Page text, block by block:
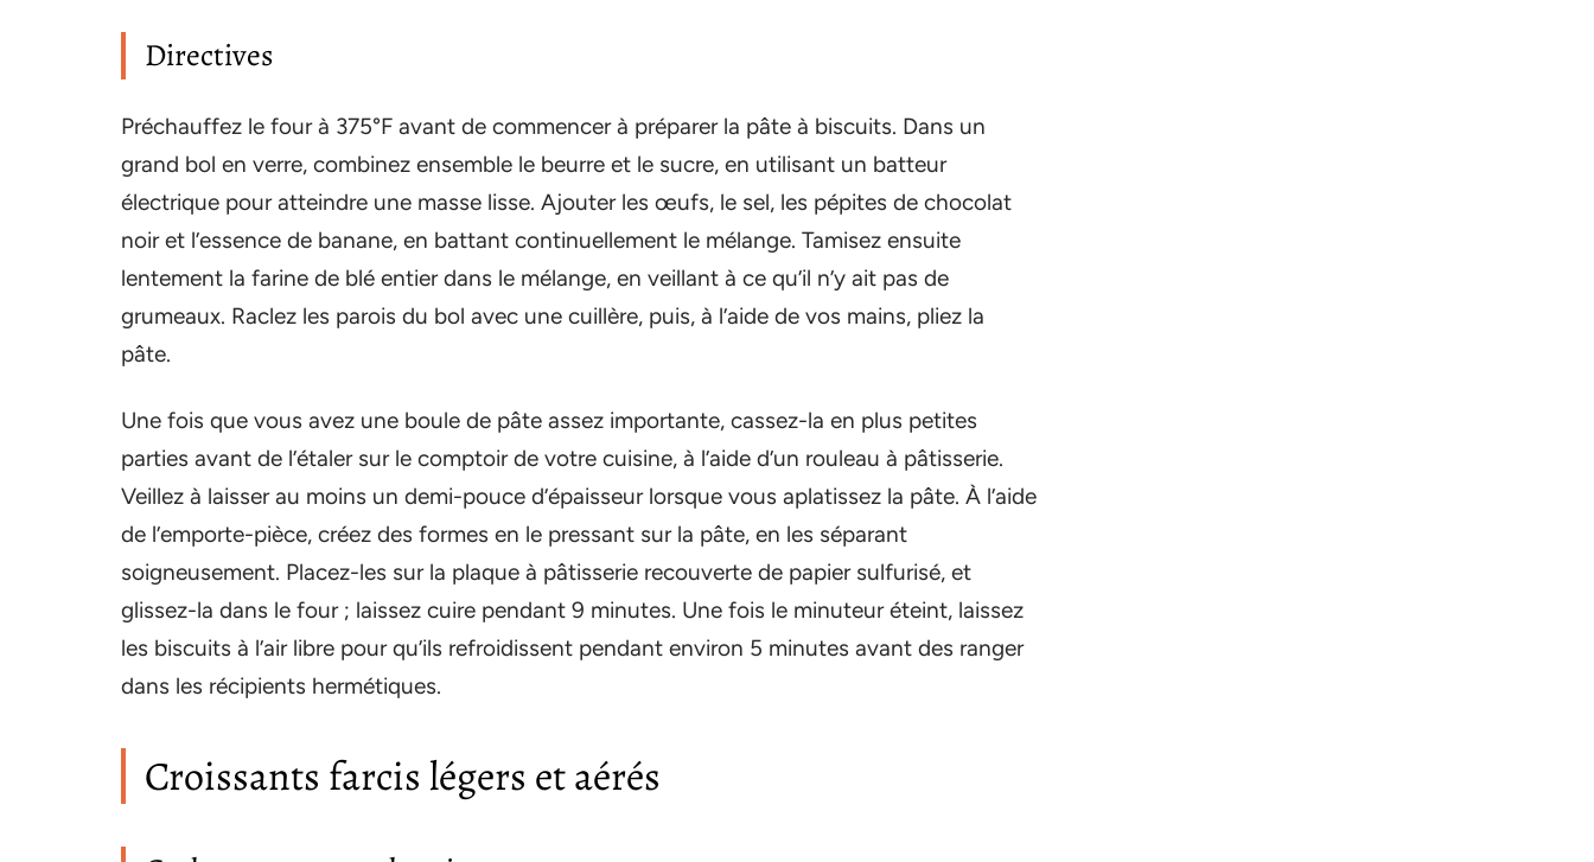
Directives
Préchauffez le four à 375°F avant de commencer à préparer la pâte à biscuits. Dans un
grand bol en verre, combinez ensemble le beurre et le sucre, en utilisant un batteur
électrique pour atteindre une masse lisse. Ajouter les œufs, le sel, les pépites de chocolat
noir et l’essence de banane, en battant continuellement le mélange. Tamisez ensuite
lentement la farine de blé entier dans le mélange, en veillant à ce qu’il n’y ait pas de
grumeaux. Raclez les parois du bol avec une cuillère, puis, à l’aide de vos mains, pliez la
pâte.
Une fois que vous avez une boule de pâte assez importante, cassez-la en plus petites
parties avant de l’étaler sur le comptoir de votre cuisine, à l’aide d’un rouleau à pâtisserie.
Veillez à laisser au moins un demi-pouce d’épaisseur lorsque vous aplatissez la pâte. À l’aide
de l’emporte-pièce, créez des formes en le pressant sur la pâte, en les séparant
soigneusement. Placez-les sur la plaque à pâtisserie recouverte de papier sulfurisé, et
glissez-la dans le four ; laissez cuire pendant 9 minutes. Une fois le minuteur éteint, laissez
les biscuits à l’air libre pour qu’ils refroidissent pendant environ 5 minutes avant des ranger
dans les récipients hermétiques.
Croissants farcis légers et aérés